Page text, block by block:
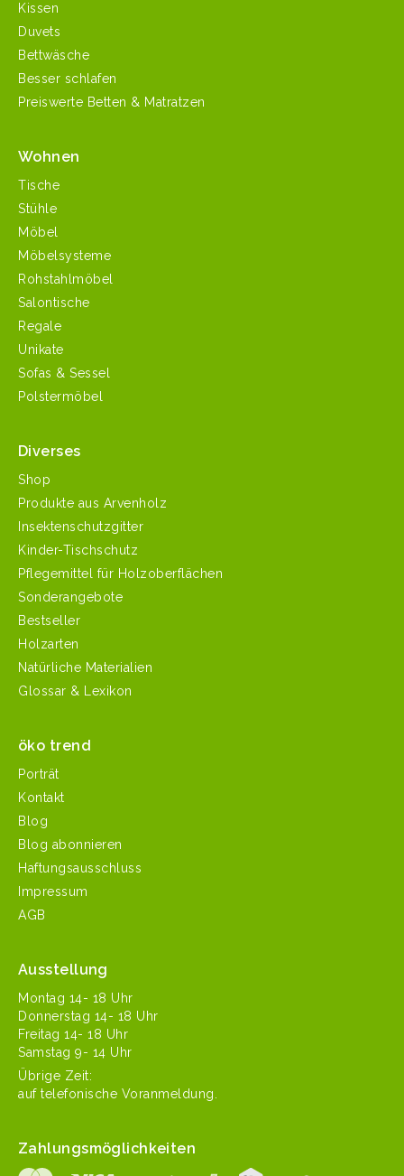
Kissen
Duvets
Bettwäsche
Besser schlafen
Preiswerte Betten & Matratzen
Wohnen
Tische
Stühle
Möbel
Möbelsysteme
Rohstahlmöbel
Salontische
Regale
Unikate
Sofas & Sessel
Polstermöbel
Diverses
Shop
Produkte aus Arvenholz
Insektenschutzgitter
Kinder-Tischschutz
Pflegemittel für Holzoberflächen
Sonderangebote
Bestseller
Holzarten
Natürliche Materialien
Glossar & Lexikon
öko trend
Porträt
Kontakt
Blog
Blog abonnieren
Haftungsausschluss
Impressum
AGB
Ausstellung
Mon­tag 14- 18 Uhr
Don­ner­stag 14- 18 Uhr
Fre­itag 14- 18 Uhr
Sam­stag 9- 14 Uhr
Übrige Zeit:
auf tele­fonis­che Voranmeldung.
Zahlungsmöglichkeiten